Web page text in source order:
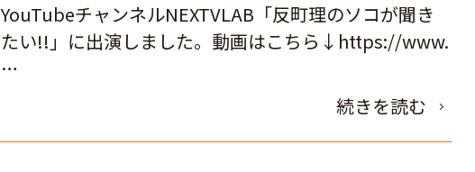
YouTubeチャンネルNEXTVLAB「反町理のソコが聞き
たい!!」に出演しました。動画はこちら↓https://www.
…
続きを読む